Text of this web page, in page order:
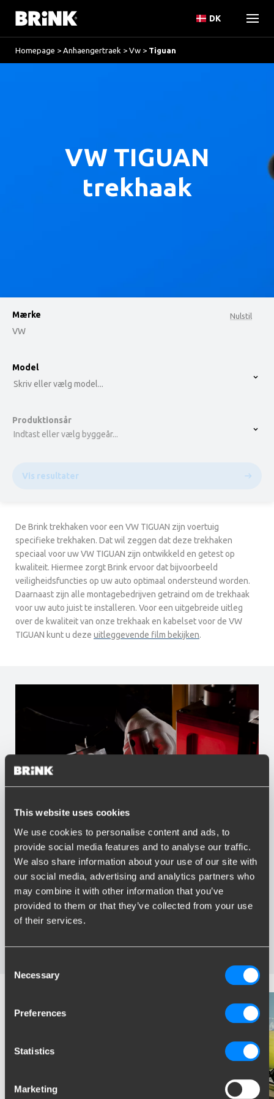
This website uses cookies
We use cookies to personalise content and ads, to
provide social media features and to analyse our traffic.
We also share information about your use of our site with
our social media, advertising and analytics partners who
may combine it with other information that you’ve
provided to them or that they’ve collected from your use
of their services.
Selection
Necessary
Preferences
Statistics
Marketing
DK
Homepage > Anhaengertraek > Vw > Tiguan
VW TIGUAN
trekhaak
Nulstil
Mærke
VW
option , selected.
Model
Skriv eller vælg model...
Produktionsår
Indtast eller vælg byggeår...
Vis resultater
De Brink trekhaken voor een VW TIGUAN zijn voertuig
specifieke trekhaken. Dat wil zeggen dat deze trekhaken
speciaal voor uw VW TIGUAN zijn ontwikkeld en getest op
kwaliteit. Hiermee zorgt Brink ervoor dat bijvoorbeeld
veiligheidsfuncties op uw auto optimaal ondersteund worden.
Daarnaast zijn alle montagebedrijven getraind om de trekhaak
voor uw auto juist te installeren. Voor een uitgebreide uitleg
over de kwaliteit van onze trekhaak en kabelset voor de VW
TIGUAN kunt u deze uitleggevende film bekijken.
Voordelen van Brink
Grootste assortiment trekhaken van Nederland
Trekhaak speciaal afgestemd op uw automerk en model
Veilige, gecertificeerde trekhaken
Montage bij u in de buurt